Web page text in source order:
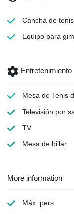
Cancha de tenis
Equipo para
Entretenimiento
Mesa de Tenis
Televisión por
TV
Mesa de billar
More information
Máx. pers.